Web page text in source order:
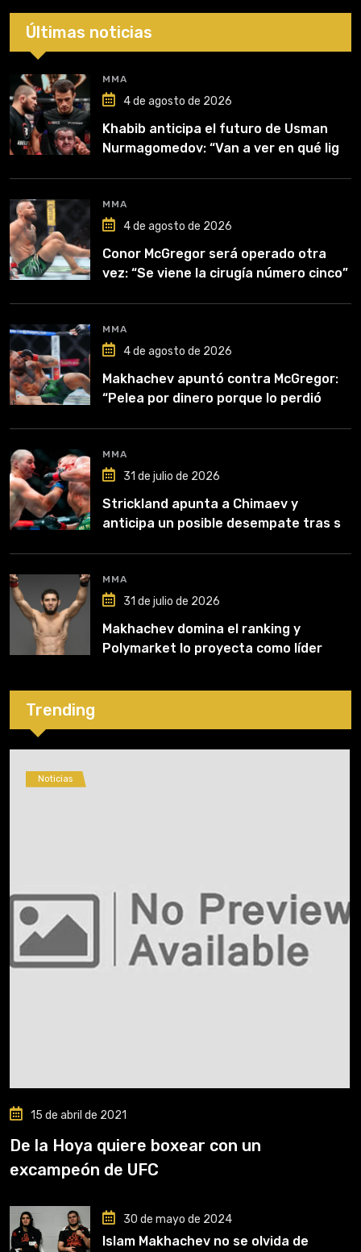
Últimas noticias
MMA
4 de agosto de 2026
Khabib anticipa el futuro de Usman
Nurmagomedov: “Van a ver en qué liga
MMA
4 de agosto de 2026
Conor McGregor será operado otra
vez: “Se viene la cirugía número cinco”
MMA
4 de agosto de 2026
Makhachev apuntó contra McGregor:
“Pelea por dinero porque lo perdió
MMA
31 de julio de 2026
Strickland apunta a Chimaev y
anticipa un posible desempate tras su
MMA
31 de julio de 2026
Makhachev domina el ranking y
Polymarket lo proyecta como líder
Trending
Noticias
15 de abril de 2021
De la Hoya quiere boxear con un
excampeón de UFC
30 de mayo de 2024
Islam Makhachev no se olvida de